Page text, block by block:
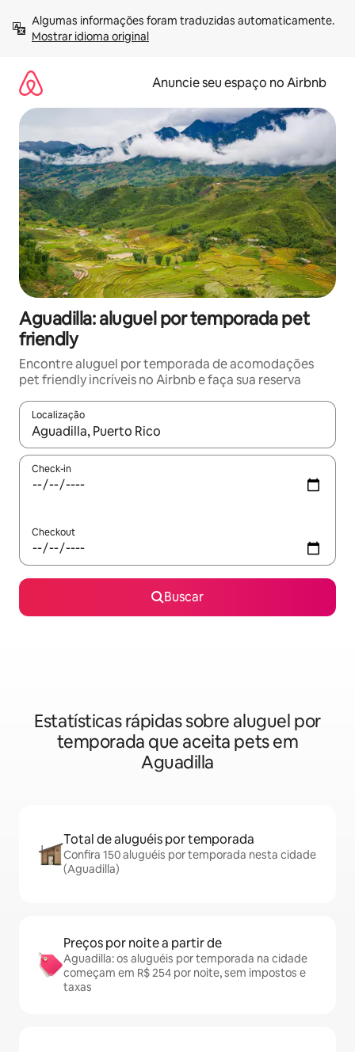
para
Mostrar idioma original
Anuncie seu espaço no Airbnb
Aguadilla: aluguel por temporada pet
friendly
Encontre aluguel por temporada de acomodações
pet friendly incríveis no Airbnb e faça sua reserva
Localização
Quando os resultados estiverem disponíveis, explore-os
Check-in
Checkout
Buscar
Estatísticas rápidas sobre aluguel por
temporada que aceita pets em
Aguadilla
Total de aluguéis por temporada
Confira 150 aluguéis por temporada nesta cidade
(Aguadilla)
Preços por noite a partir de
Aguadilla: os aluguéis por temporada na cidade
começam em R$ 254 por noite, sem impostos e
taxas